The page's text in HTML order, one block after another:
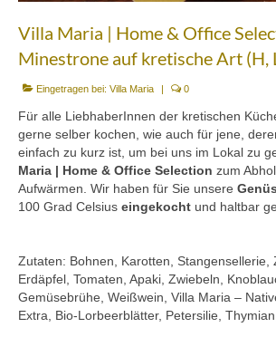
Portfolio
Speisen
Mittagstisch (DI bis FR, 12.00
Frühstück (DI bis SA, 10.00 bis
Brunch (DO, FR und SA, 11.00 bis
Mezedes & Salat
Getränke
News
Villa Maria | Home & Office
Minestrone auf kretische Art (H,
Eingetragen bei: Villa Maria | 0
Für alle LiebhaberInnen der kretischen
gerne selber kochen, wie auch für jene,
einfach zu kurz ist, um bei uns im Lokal zu
Maria | Home & Office Selection zum
Aufwärmen. Wir haben für Sie unsere
100 Grad Celsius eingekocht und haltbar
Zutaten: Bohnen, Karotten, Stangensellerie,
Erdäpfel, Tomaten, Apaki, Zwiebeln,
Gemüsebrühe, Weißwein, Villa Maria –
Extra, Bio-Lorbeerblätter, Petersilie,